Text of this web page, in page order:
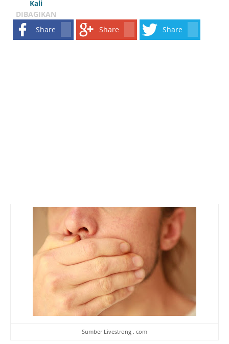
Kali
DIBAGIKAN
Share
Share Share
Sumber Livestrong . com